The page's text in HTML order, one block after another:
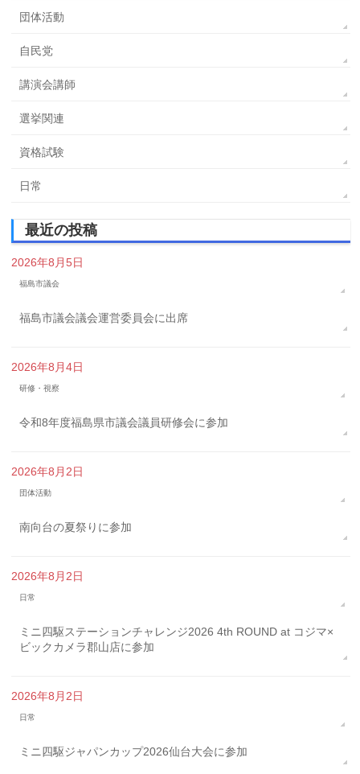
団体活動
自民党
講演会講師
選挙関連
資格試験
日常
最近の投稿
2026年8月5日
福島市議会
福島市議会議会運営委員会に出席
2026年8月4日
研修・視察
令和8年度福島県市議会議員研修会に参加
2026年8月2日
団体活動
南向台の夏祭りに参加
2026年8月2日
日常
ミニ四駆ステーションチャレンジ2026 4th ROUND at コジマ×
ビックカメラ郡山店に参加
2026年8月2日
日常
ミニ四駆ジャパンカップ2026仙台大会に参加